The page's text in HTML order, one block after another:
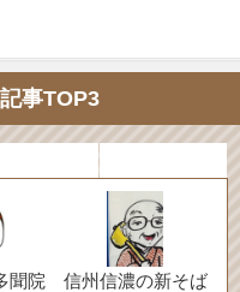
事TOP3
聞院
信州信濃の新そば